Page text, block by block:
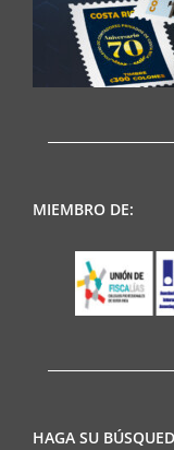
MIEMBRO DE:
HAGA SU